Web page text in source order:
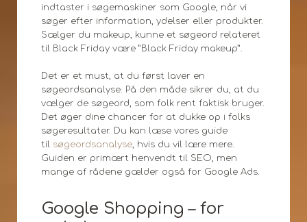
indtaster i søgemaskiner som Google, når vi
søger efter information, ydelser eller produkter.
Sælger du makeup, kunne et søgeord relateret
til Black Friday være ”Black Friday makeup”.
Det er et must, at du først laver en
søgeordsanalyse. På den måde sikrer du, at du
vælger de søgeord, som folk rent faktisk bruger.
Det øger dine chancer for at dukke op i folks
søgeresultater. Du kan læse vores guide
til søgeordsanalyse, hvis du vil lære mere.
Guiden er primært henvendt til SEO, men
mange af rådene gælder også for Google Ads.
Google Shopping – for